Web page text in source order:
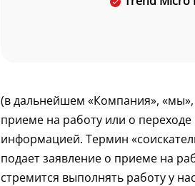
(в дальнейшем «Компания»,
приеме на работу или о
информацией. Термин
подает заявление о приеме на
стремится выполнять работу у